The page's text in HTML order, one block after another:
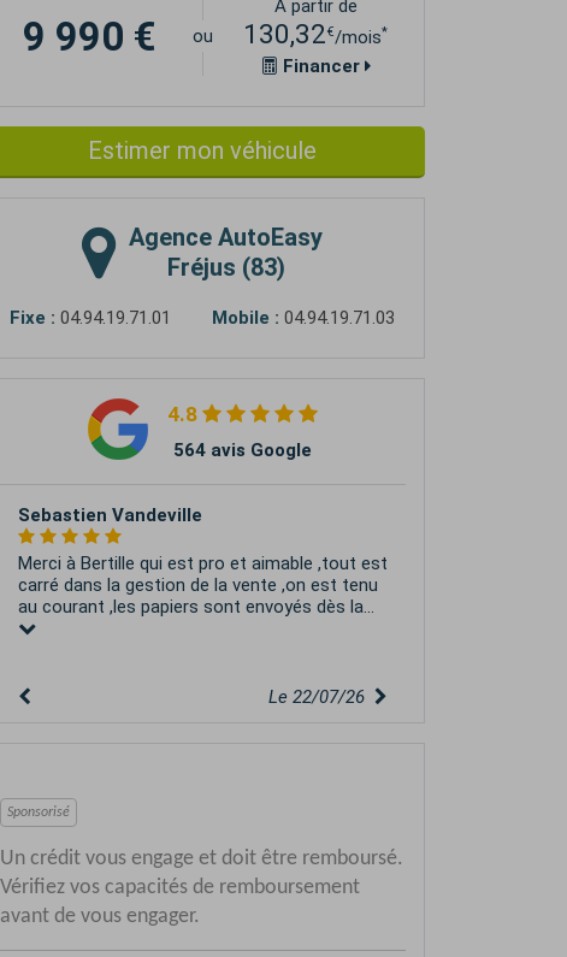
9 990 € ou
À partir de
130,32€/mois*
Financer
Estimer mon véhicule
Agence AutoEasy
Fréjus (83)
Fixe : 04.94.19.71.01 Mobile : 04.94.19.71.03
4.8
564 avis Google
Laura
Je recommande+++++ autoeasy Roquebrune
sur Argens!!! Vente réalisé en 1 mois merci a
Sébastien sans qui cela n'aurait était
possible....
Le 18/07/26